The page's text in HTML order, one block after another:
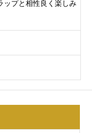
ップと相性良く楽しみ